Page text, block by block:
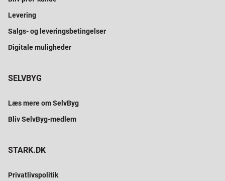
Levering
Salgs- og leveringsbetingelser
Digitale muligheder
SELVBYG
Læs mere om SelvByg
Bliv SelvByg-medlem
STARK.DK
Privatlivspolitik